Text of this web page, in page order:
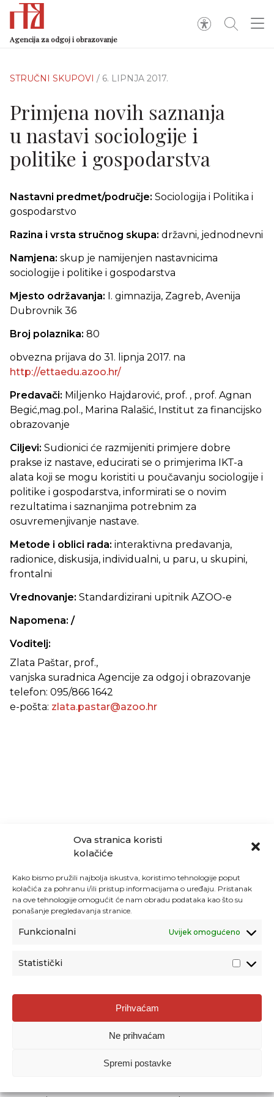
Ova stranica koristi
kolačiće
Kako bismo pružili najbolja iskustva, koristimo tehnologije poput
kolačića za pohranu i/ili pristup informacijama o uređaju. Pristanak
na ove tehnologije omogućit će nam obradu podataka kao što su
ponašanje pregledavanja stranice.
Funkcionalni Uvijek omogućeno
Statistički
Prihvaćam
Ne prihvaćam
Spremi postavke
Agencija za odgoj i obrazovanje
STRUČNI SKUPOVI / 6. LIPNJA 2017.
Primjena novih saznanja
u nastavi sociologije i
politike i gospodarstva
Nastavni predmet/područje: Sociologija i Politika i
gospodarstvo
Razina i vrsta stručnog skupa: državni, jednodnevni
Namjena: skup je namijenjen nastavnicima
sociologije i politike i gospodarstva
Mjesto održavanja: I. gimnazija, Zagreb, Avenija
Dubrovnik 36
Broj polaznika: 80
obvezna prijava do 31. lipnja 2017. na
http://ettaedu.azoo.hr/
Predavači: Miljenko Hajdarović, prof. , prof. Agnan
Begić,mag.pol., Marina Ralašić, Institut za financijsko
obrazovanje
Ciljevi: Sudionici će razmijeniti primjere dobre
prakse iz nastave, educirati se o primjerima IKT-a
alata koji se mogu koristiti u poučavanju sociologije i
politike i gospodarstva, informirati se o novim
rezultatima i saznanjima potrebnim za
osuvremenjivanje nastave.
Metode i oblici rada: interaktivna predavanja,
radionice, diskusija, individualni, u paru, u skupini,
frontalni
Vrednovanje: Standardizirani upitnik AZOO-e
Napomena: /
Voditelj:
Zlata Paštar, prof.,
vanjska suradnica Agencije za odgoj i obrazovanje
telefon: 095/866 1642
e-pošta: zlata.pastar@azoo.hr
Agencija za odgoj i obrazovanje
Donje Svetice 38, 10000 Zagreb
1778129
Prenošenje sadržaja dopušteno je uz navođenje izvora.